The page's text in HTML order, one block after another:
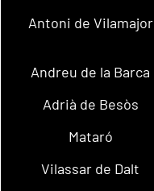
Antoni de Vilamajor
Andreu de la Barca
Adrià de Besòs
Mataró
Vilassar de Dalt